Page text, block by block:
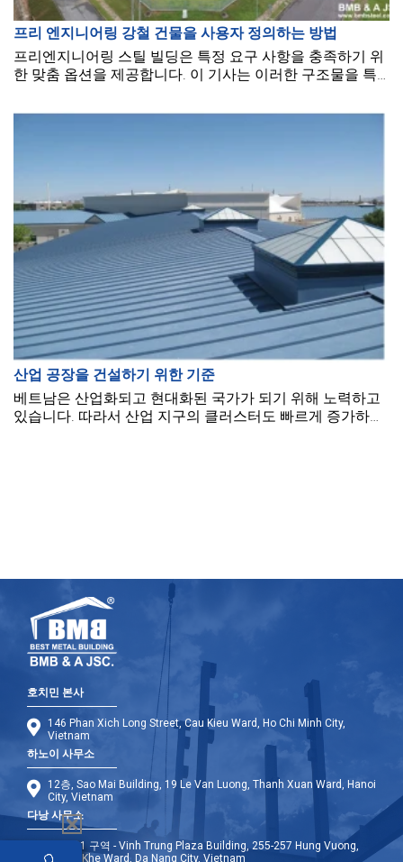
프리 엔지니어링 강철 건물을 사용자 정의하는 방법
프리엔지니어링 스틸 빌딩은 특정 요구 사항을 충족하기 위
한 맞춤 옵션을 제공합니다. 이 기사는 이러한 구조물을 특
산업 공장을 건설하기 위한 기준
베트남은 산업화되고 현대화된 국가가 되기 위해 노력하고
있습니다. 따라서 산업 지구의 클러스터도 빠르게 증가하고
호치민 본사
146 Phan Xich Long Street, Cau Kieu Ward, Ho Chi Minh City,
Vietnam
하노이 사무소
12층, Sao Mai Building, 19 Le Van Luong, Thanh Xuan Ward, Hanoi
City, Vietnam
다낭 사무소
9층 - A1 구역 - Vinh Trung Plaza Building, 255-257 Hung Vuong,
Thanh Khe Ward, Da Nang City, Vietnam